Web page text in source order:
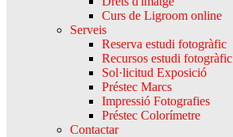
Curs de Ligroom online
Serveis
Reserva estudi fotogràfic
Recursos estudi fotogràfic
Sol·licitud Exposició
Préstec Marcs
Impressió Fotografies
Préstec Colorímetre
Contactar